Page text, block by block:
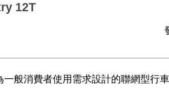
12T
般消費者使用需求設計的聯網型行